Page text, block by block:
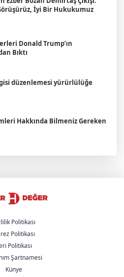
İyi Bir Hukukumuz
Donald Trump’ın
Bıktı
düzenlemesi yürürlülüğe
Hakkında Bilmeniz Gereken
Partisi Zaferi: Hindistan'da
Nasıl Siyasi İsyana Dönüştü?
Yardımcısı Yılmaz'dan
açıklaması
Politikası
Politikası
Politikası
Şartnamesi
Künye